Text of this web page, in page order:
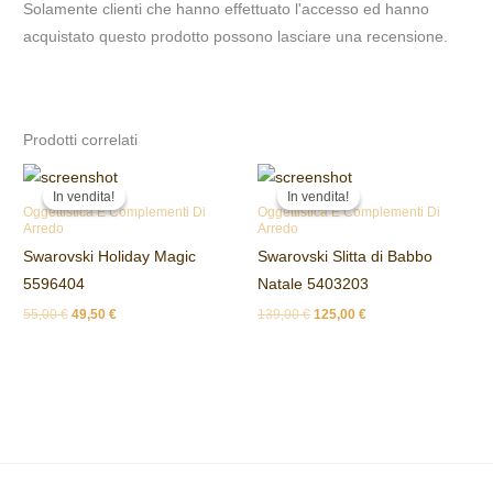
Solamente clienti che hanno effettuato l'accesso ed hanno
acquistato questo prodotto possono lasciare una recensione.
Prodotti correlati
In vendita!
In vendita!
Oggettistica E Complementi Di
Arredo
Swarovski Holiday Magic
5596404
55,00€
Il
prezzo
originale
49,50€
Il
attuale
In vendita!
In vendita!
Oggettistica E Complementi Di
Arredo
Swarovski Slitta di Babbo
Natale 5403203
139,00€
Il
prezzo
originale
125,00 €
attuale